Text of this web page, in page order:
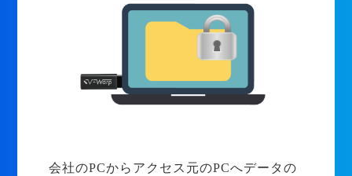
会社のPCからアクセス元のPCへデータの